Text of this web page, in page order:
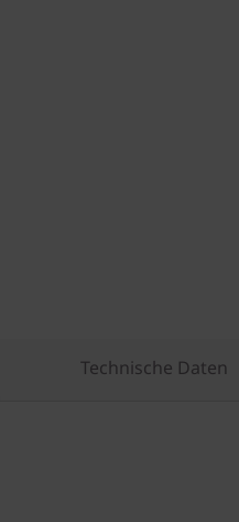
Technische Daten